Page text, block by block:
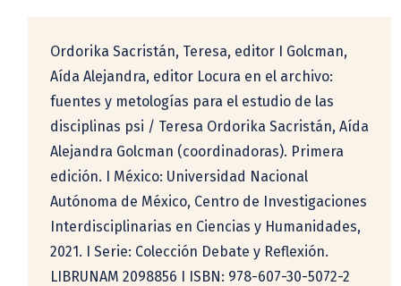
Ordorika Sacristán, Teresa, editor I Golcman,
Aída Alejandra, editor Locura en el archivo:
fuentes y metologías para el estudio de las
disciplinas psi / Teresa Ordorika Sacristán, Aída
Alejandra Golcman (coordinadoras). Primera
edición. I México: Universidad Nacional
Autónoma de México, Centro de Investigaciones
Interdisciplinarias en Ciencias y Humanidades,
2021. I Serie: Colección Debate y Reflexión.
LIBRUNAM 2098856 I ISBN: 978-607-30-5072-2